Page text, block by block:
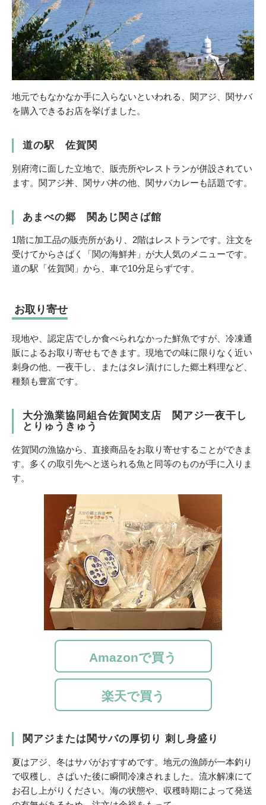
地元でもなかなか手に入らないといわれる、関アジ、関サバ
を購入できるお店を挙げました。
道の駅 佐賀関
別府湾に面した立地で、販売所やレストランが併設されてい
ます。関アジ丼、関サバ丼の他、関サバカレーも話題です。
あまべの郷 関あじ関さば館
1階に加工品の販売所があり、2階はレストランです。注文を
受けてからさばく「関の海鮮丼」が大人気のメニューです。
道の駅「佐賀関」から、車で10分足らずです。
お取り寄せ
現地や、認定店でしか食べられなかった鮮魚ですが、冷凍通
販によるお取り寄せもできます。現地での味に限りなく近い
刺身の他、一夜干し、またはタレ漬けにした郷土料理など、
種類も豊富です。
大分漁業協同組合佐賀関支店 関アジ一夜干し
とりゅうきゅう
佐賀関の漁協から、直接商品をお取り寄せすることができま
す。多くの取引先へと送られる魚と同等のものが手に入りま
す。
Amazonで買う
楽天で買う
関アジまたは関サバの厚切り 刺し身盛り
夏はアジ、冬はサバがおすすめです。地元の漁師が一本釣り
で収穫し、さばいた後に瞬間冷凍されました。流水解凍にて
お召し上がりください。海の状態や、収穫時期によって発送